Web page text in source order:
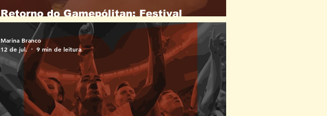
Retorno do Gamepólitan: Festival
reaquece cena de jogos em Salvador
Marina Branco
12 de jul.
9 min de leitura